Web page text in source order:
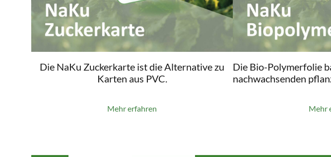
Die NaKu Zuckerkarte ist die Alternative zu
Karten aus PVC.
Mehr erfahren
Die Bio-Polymerfolie
nachwachsenden
Mehr